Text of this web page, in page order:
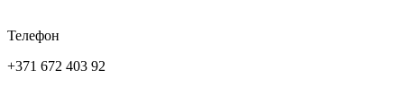
Телефон
+371 672 403 92